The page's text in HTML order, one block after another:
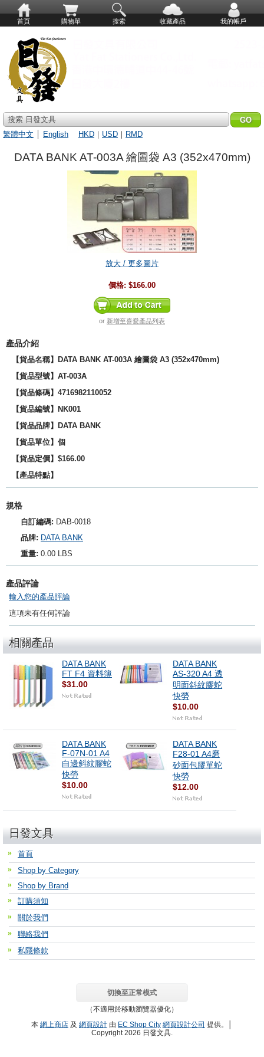
首頁 購物單 搜索 收藏產品 我的帳戶
搜索 日發文具
繁體中文
English HKD ｜ USD ｜ RMD
DATA BANK AT-003A 繪圖袋 A3 (352x470mm)
放大 / 更多圖片
價格: $166.00
or 新增至喜愛產品列表
產品介紹
【貨品名稱】DATA BANK AT-003A 繪圖袋 A3 (352x470mm)
【貨品型號】AT-003A
【貨品條碼】4716982110052
【貨品編號】NK001
【貨品品牌】
DATA BANK
【貨品單位】個
【貨品定價】$166.00
【產品特點】
規格
自訂編碼: DAB-0018
品牌: DATA BANK
重量: 0.00 LBS
產品評論
輸入您的產品評論
這項未有任何評論
相關產品
DATA BANK
FT F4 資料簿
$31.00
DATA BANK
AS-320 A4 透
明面斜紋膠蛇
快勞
$10.00
DATA BANK
F-07N-01 A4
白邊斜紋膠蛇
快勞
$10.00
DATA BANK
F28-01 A4磨
砂面包膠單蛇
快勞
$12.00
日發文具
首頁
Shop by Category
Shop by Brand
訂購須知
關於我們
聯絡我們
私隱條款
切換至正常模式
（不適用於移動瀏覽器優化）
本 網上商店 及 網頁設計 由 EC Shop City 網頁設計公司 提供。│
Copyright 2026 日發文具.